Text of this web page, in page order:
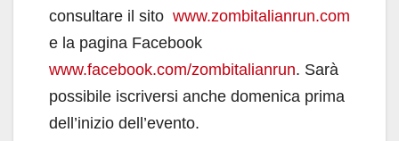
consultare il sito www.zombitalianrun.com
e la pagina Facebook
www.facebook.com/zombitalianrun. Sarà
possibile iscriversi anche domenica prima
dell’inizio dell’evento.